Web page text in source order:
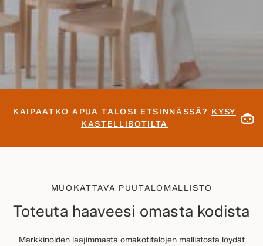
KAIPAATKO APUA TALOSI ETSINNÄSSÄ? KYSY
KASTELLIBOTILTA
MUOKATTAVA PUUTALOMALLISTO
Toteuta haaveesi omasta kodista
Markkinoiden laajimmasta omakotitalojen mallistosta löydät